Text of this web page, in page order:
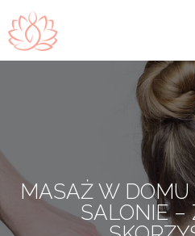
MASAŻ W
SALONIE –